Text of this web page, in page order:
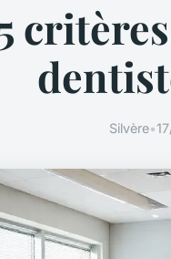
Silvère•